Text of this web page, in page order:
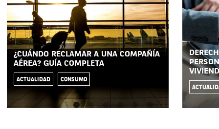
¿CUÁNDO RECLAMAR A UNA COMPAÑÍA
AÉREA? GUÍA COMPLETA
ACTUALIDAD CONSUMO